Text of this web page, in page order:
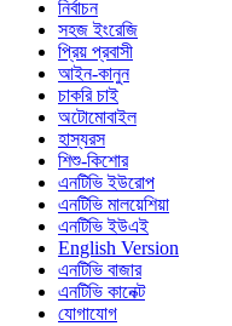
নির্বাচন
সহজ ইংরেজি
প্রিয় প্রবাসী
আইন-কানুন
চাকরি চাই
অটোমোবাইল
হাস্যরস
শিশু-কিশোর
এনটিভি ইউরোপ
এনটিভি মালয়েশিয়া
এনটিভি ইউএই
English Version
এনটিভি বাজার
এনটিভি কানেক্ট
যোগাযোগ